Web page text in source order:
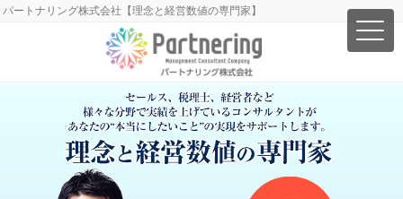
パートナリング株式会社【理念と経営数値の専門家】